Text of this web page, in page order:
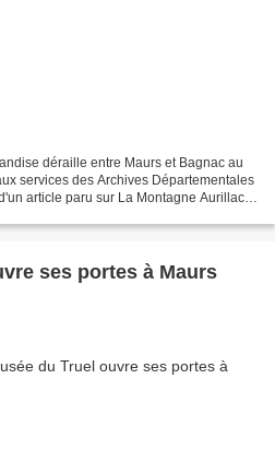
déraille entre Maurs et Bagnac au
services des Archives Départementales
article paru sur La Montagne Aurillac
ses portes à Maurs